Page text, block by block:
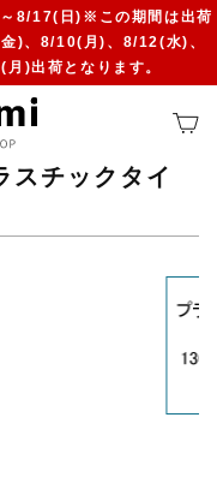
～8/17(日)※この期間は出荷
)、8/10(月)、8/12(水)、
)出荷となります。
チックタイ